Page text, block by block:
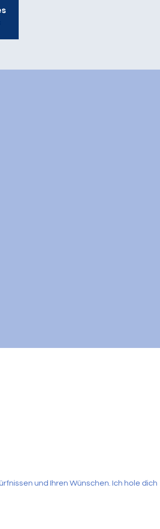
und Ihren Wünschen. Ich hole dich